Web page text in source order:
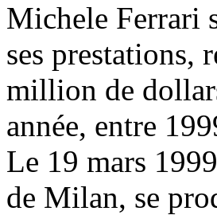
Michele Ferrari
ses prestations,
million de
année, entre
Le 19 mars
de Milan, se